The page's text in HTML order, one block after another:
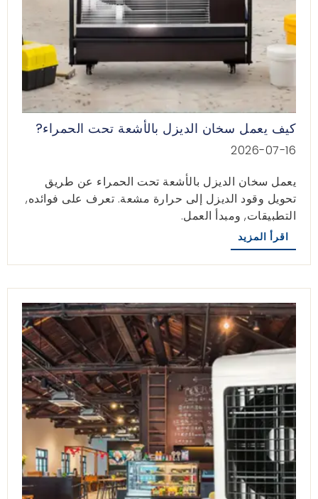
كيف يعمل سخان الديزل بالأشعة تحت الحمراء?
2026-07-16
يعمل سخان الديزل بالأشعة تحت الحمراء عن طريق
تحويل وقود الديزل إلى حرارة مشعة. تعرف على فوائده,
التطبيقات, ومبدأ العمل.
اقرأ المزيد